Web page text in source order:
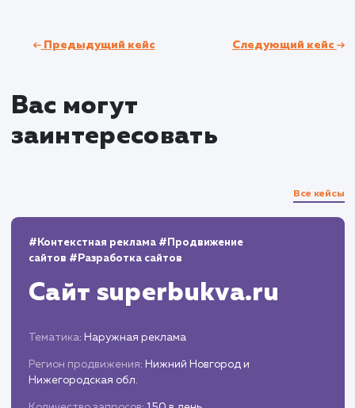
тексты.
следующим ключевым показателям:
Объявлений активно
: более 50%.
Экономия на платном продвижении:
значительная, за счет выбора
ежедневного выдачи новых
вместо платного продвижения.
эффективность выбранной стратегии, но и
заказчику значительно увеличить объем продаж
занять лидирующие позиции среди конкурентов